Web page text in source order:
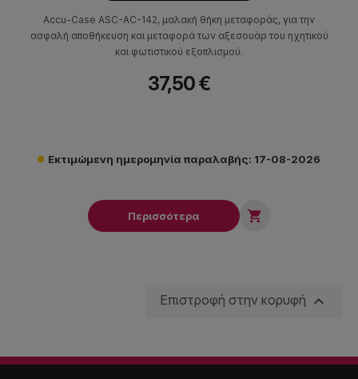
Accu-Case ASC-AC-142, μαλακή θήκη μεταφοράς, για την
ασφαλή αποθήκευση και μεταφορά των αξεσουάρ του ηχητικού
και φωτιστικού εξοπλισμού.
37,50 €
Εκτιμώμενη ημερομηνία παραλαβής: 17-08-2026
Περισσότερα 
Επιστροφή στην κορυφή 